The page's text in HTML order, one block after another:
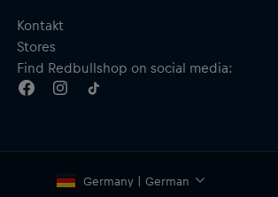
Kontakt
Stores
Find Redbullshop on social media:
Germany | German